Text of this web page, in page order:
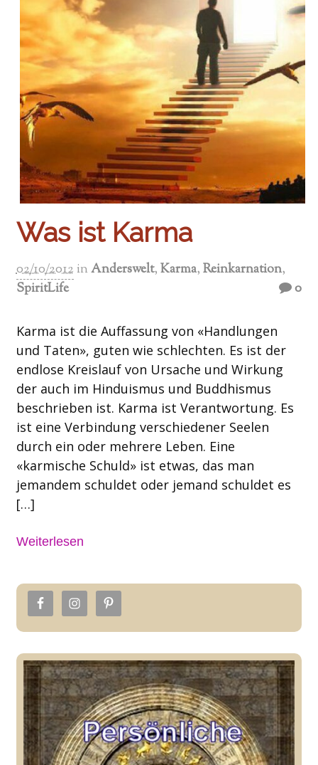
Was ist Karma
02/10/2012 inAnderswelt,Karma,Reinkarnation,
SpiritLife
0
Karma ist die Auffassung von «Handlungen
und Taten», guten wie schlechten. Es ist der
endlose Kreislauf von Ursache und Wirkung
der auch im Hinduismus und Buddhismus
beschrieben ist. Karma ist Verantwortung. Es
ist eine Verbindung verschiedener Seelen
durch ein oder mehrere Leben. Eine
«karmische Schuld» ist etwas, das man
jemandem schuldet oder jemand schuldet es
[…]
Weiterlesen